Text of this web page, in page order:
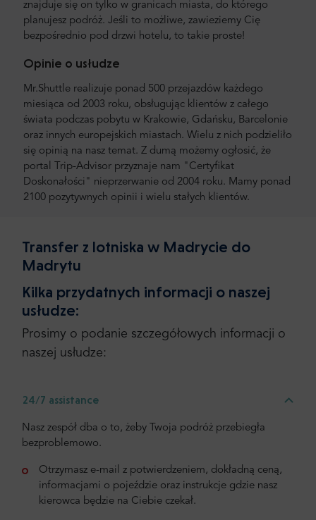
znajduje się on tylko w granicach miasta, do którego
planujesz podróż. Jeśli to możliwe, zawieziemy Cię
bezpośrednio pod drzwi hotelu, to takie proste!
Opinie o usłudze
Mr.Shuttle realizuje ponad 500 przejazdów każdego
miesiąca od 2003 roku, obsługując klientów z całego
świata podczas pobytu w Krakowie, Gdańsku, Barcelonie
oraz innych europejskich miastach. Wielu z nich podzieliło
się opinią na nasz temat. Z dumą możemy ogłosić, że
portal Trip-Advisor przyznaje nam "Certyfikat
Doskonałości" nieprzerwanie od 2004 roku. Mamy ponad
2100 pozytywnych opinii i wielu stałych klientów.
Transfer z lotniska w Madrycie do
Madrytu
Kilka przydatnych informacji o naszej
usłudze:
Prosimy o podanie szczegółowych informacji o
naszej usłudze:
24/7 assistance
Nasz zespół dba o to, żeby Twoja podróż przebiegła
bezproblemowo.
Otrzymasz e-mail z potwierdzeniem, dokładną ceną,
informacjami o pojeździe oraz instrukcje gdzie nasz
kierowca będzie na Ciebie czekał.